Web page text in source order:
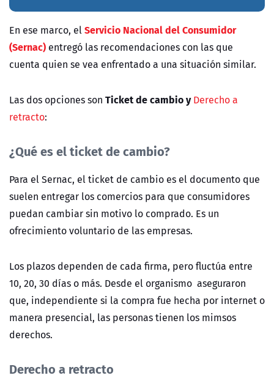
En ese marco, elServicio Nacional del Consumidor
(Sernac) entregó las recomendaciones con las que
cuenta quien se vea enfrentado a una situación similar.
Las dos opciones son Ticket de cambio yDerecho a
retracto:
¿Qué es el ticket de cambio?
Para el Sernac, el ticket de cambio es el documento que
suelen entregar los comercios para que consumidores
puedan cambiar sin motivo lo comprado. Es un
ofrecimiento voluntario de las empresas.
Los plazos dependen de cada firma, pero fluctúa entre
10, 20, 30 días o más. Desde el organismo aseguraron
que, independiente si la compra fue hecha por internet o
manera presencial, las personas tienen los mimsos
derechos.
Derecho a retracto